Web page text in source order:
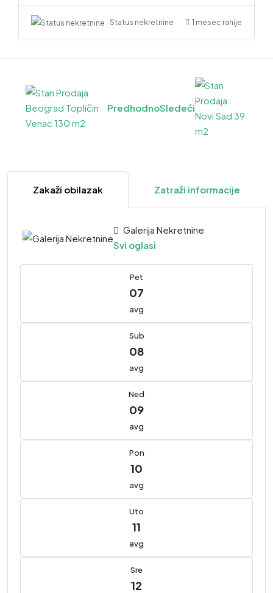
Status nekretnine 1 mesec ranije
PredhodnoSledeći
Zakaži obilazak Zatraži informacije
Galerija Nekretnine
Svi oglasi
Pet
07
avg
Sub
08
avg
Ned
09
avg
Pon
10
avg
Uto
11
avg
Sre
12